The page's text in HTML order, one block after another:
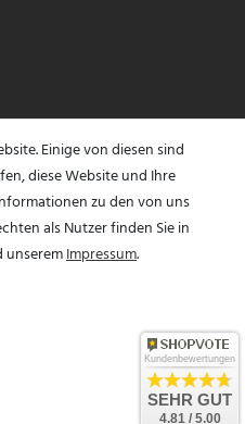
Dienstleister SHOPVOTE
Einige von diesen sind
diese Website und Ihre
zu den von uns
als Nutzer finden Sie in
unseremImpressum.
Kundenbewertungen
SEHR GUT
4.81 / 5.00